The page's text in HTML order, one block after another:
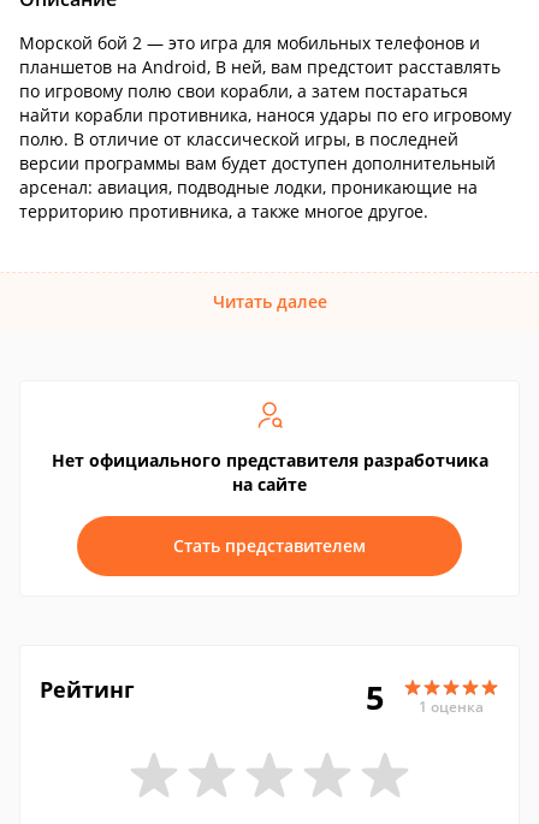
Морской бой 2 — это игра для мобильных телефонов и
планшетов на Android, В ней, вам предстоит расставлять
по игровому полю свои корабли, а затем постараться
найти корабли противника, нанося удары по его игровому
полю. В отличие от классической игры, в последней
версии программы вам будет доступен дополнительный
арсенал: авиация, подводные лодки, проникающие на
территорию противника, а также многое другое.
Читать далее
Нет официального представителя разработчика
на сайте
Стать представителем
Рейтинг 5 1 оценка